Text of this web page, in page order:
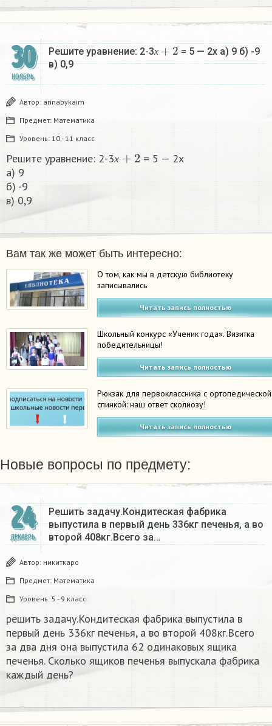
30
НОЯБРЬ
Решите уравнение: 2-3 х
х +
= 5 — 2х а) 9 б) -9
в) 0,9​
Автор: arinabykaim
Предмет: Математика
Уровень: 10 - 11 класс
Решите уравнение: 2-3х
= 5 — 2х
а) 9
б) -9
в) 0,9​
Вам так же может быть интересно:
О том, как мы в детскую библиотеку
записывались
Читать запись полностью
Школьный конкурс «Ученик года». Визитка
победительницы!
Читать запись полностью
Рюкзак для первоклассника с ортопедической
спинкой: наш ответ сколиозу!
Читать запись полностью
Новые вопросы по предмету:
24
ДЕКАБРЬ
Решить задачу.Кондитеская фабрика
выпустила в первый день 336кг печенья, а во
второй 408кг.Всего за…
Автор: никиткаро
Предмет: Математика
Уровень: 5 - 9 класс
решить задачу.Кондитеская фабрика выпустила в
первый день 336кг печенья, а во второй 408кг.Всего
за два дня она выпустила 62 одинаковых ящика
печенья. Сколько ящиков печенья выпускала фабрика
каждый день?